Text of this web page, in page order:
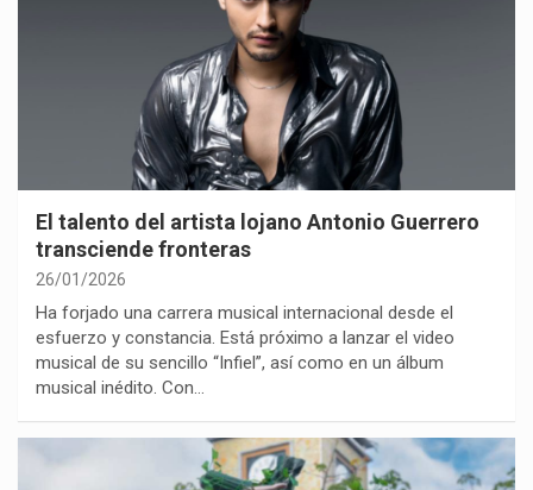
El talento del artista lojano Antonio Guerrero
transciende fronteras
26/01/2026
Ha forjado una carrera musical internacional desde el
esfuerzo y constancia. Está próximo a lanzar el video
musical de su sencillo “Infiel”, así como en un álbum
musical inédito. Con…